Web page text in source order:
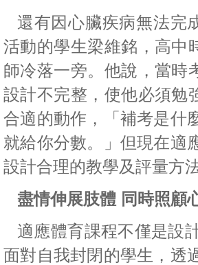
還有因心臟疾病無法完
活動的學生梁維銘，高中
師冷落一旁。他說，當時
設計不完整，使他必須勉
合適的動作，「補考是什
就給你分數。」但現在適
設計合理的教學及評量方
盡情伸展肢體 同時照顧
適應體育課程不僅是設
面對自我封閉的學生，透